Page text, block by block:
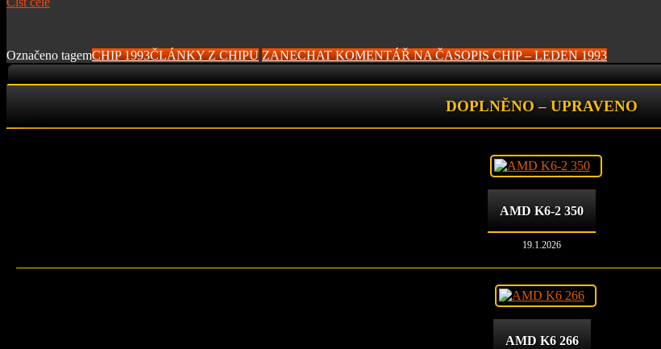
Označeno tagemCHIP 1993ČLÁNKY Z CHIPU ZANECHAT KOMENTÁŘNA ČASOPIS CHIP – LEDEN 1993
DOPLNĚNO – UPRAVENO
AMD K6-2 350
19.1.2026
AMD K6 266